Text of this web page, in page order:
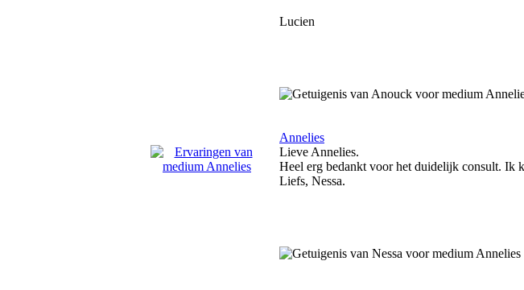
Lucien
Annelies
Lieve Annelies.
Heel erg bedankt voor het duidelijk consult. Ik
Liefs, Nessa.